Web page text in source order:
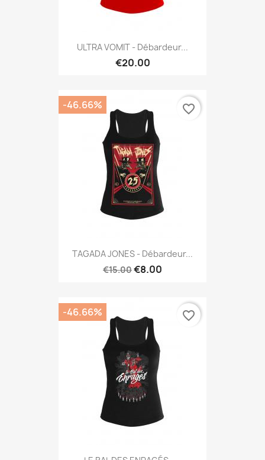
ULTRA VOMIT - Débardeur...
€20.00
TAGADA JONES - Débardeur...
€15.00€8.00
-46.66% favorite_border
-46.66% favorite_border